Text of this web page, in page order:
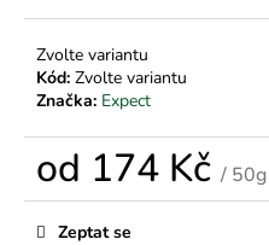
Zvolte variantu
Kód: Zvolte variantu
Značka: Expect
od 174 Kč / 50g
Měrná
cena:Zeptat se
D
o
p
o